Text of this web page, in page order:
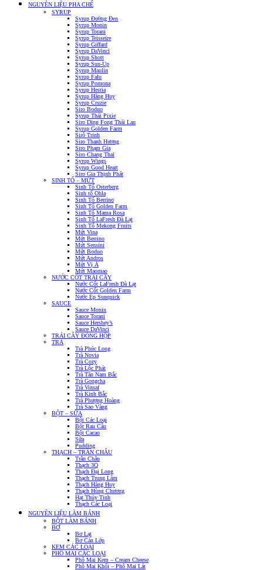
NGUYÊN LIỆU PHA CHẾ
SYRUP
Syrup Đường Đen
Syrup Monin
Syrup Torani
Syrup Teisseire
Syrup Giffard
Syrup DaVinci
Syrup Shott
Syrup Sun-Up
Syrup Maulin
Syrup Falu
Syrup Pomona
Syrup Hestia
Syrup Hàng Huy
Syrup Cruzie
Siro Boduo
Syrup Thái Pixie
Siro Ding Fong Thái Lan
Syrup Golden Farm
Sirô Trinh
Siro Thanh Hương
Siro Phạm Gia
Siro Chang Thai
Syrup Wings
Syrup Good Heart
Siro Gia Thịnh Phát
SINH TỐ – MỨT
Sinh Tố Osterberg
Sinh tố Ohla
Sinh Tố Berrino
Sinh Tố Golden Farm
Sinh Tố Mama Rosa
Sinh Tố LaFresh Đà Lạt
Sinh Tố Mekong Fruits
Mứt Vina
Mứt Berrino
Mứt Sensini
Mứt Boduo
Mứt Andros
Mứt Vị Á
Mứt Maomao
NƯỚC CỐT TRÁI CÂY
Nước Cốt LaFresh Đà Lạt
Nước Cốt Golden Farm
Nước Ép Sunquick
SAUCE
Sauce Monin
Sauce Torani
Sauce Hershey’s
Sauce DaVinci
TRÁI CÂY ĐÓNG HỘP
TRÀ
Trà Phúc Long
Trà Novia
Trà Cozy
Trà Lộc Phát
Trà Tân Nam Bắc
Trà Gongcha
Trà Vinsaf
Trà Kinh Bắc
Trà Phượng Hoàng
Trà Sao Vàng
BỘT – SỮA
Bột Các Loại
Bột Rau Câu
Bột Cacao
Sữa
Pudding
THẠCH – TRÂN CHÂU
Trân Châu
Thạch 3Q
Thạch Đại Long
Thạch Trung Lâm
Thạch Hàng Huy
Thạch Hùng Chương
Hạt Thủy Tinh
Thạch Các Loại
NGUYÊN LIỆU LÀM BÁNH
BỘT LÀM BÁNH
BƠ
Bơ Lạt
Bơ Cán Lớp
KEM CÁC LOẠI
PHÔ MAI CÁC LOẠI
Phô Mai Kem – Cream Cheese
Phô Mai Khối – Phô Mai Lát